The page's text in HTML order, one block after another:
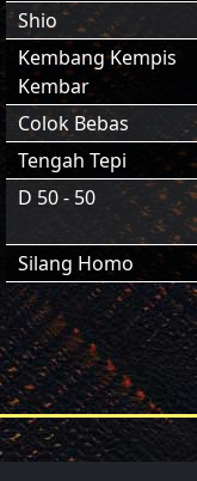
Shio
Kembang Kempis
Kembar
Colok Bebas
Tengah Tepi
D 50 - 50
Silang Homo